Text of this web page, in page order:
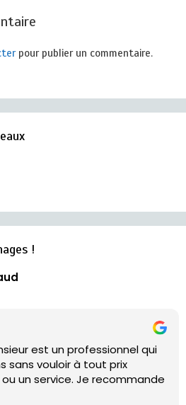
pour publier un commentaire.
!
est un professionnel qui
sans vouloir à tout prix
un service. Je recommande